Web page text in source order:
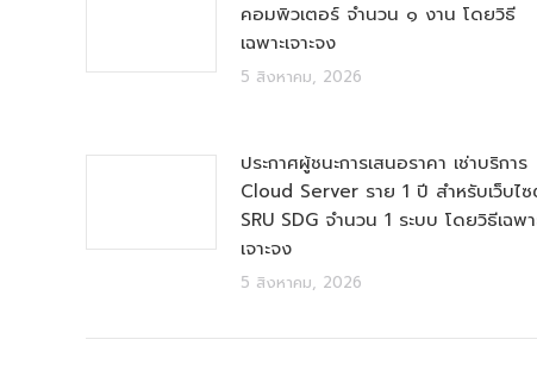
คอมพิวเตอร์ จำนวน ๑ งาน โดยวิธี
เฉพาะเจาะจง
5 สิงหาคม, 2026
ประกาศผู้ชนะการเสนอราคา เช่าบริการ
Cloud Server ราย 1 ปี สำหรับเว็บไ
SRU SDG จำนวน 1 ระบบ โดยวิธีเฉพา
เจาะจง
5 สิงหาคม, 2026